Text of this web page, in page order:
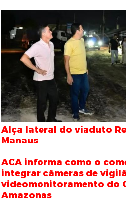
Alça lateral do viaduto
Manaus
ACA informa como o
integrar câmeras de
videomonitoramento do
Amazonas